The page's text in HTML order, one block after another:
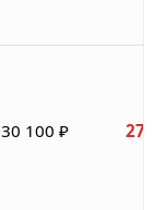
30 100 ₽ 27